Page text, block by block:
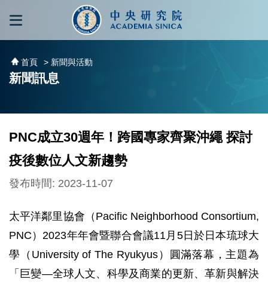
跳到主要內容區塊
首頁 > 新聞與活動
新聞訊息
PNC成立30週年！跨國專家齊聚沖繩 探討
疫後數位人文新趨勢
發布時間: 2023-11-07
太平洋鄰里協會（Pacific Neighborhood Consortium,
PNC）2023年年會暨聯合會議11月5日於日本琉球大
學（University of The Ryukyus）圓滿落幕，主題為
「巨變—全球人文、科學及商業的更新、革新與解決